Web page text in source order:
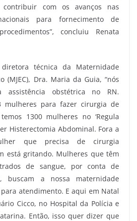
contribuir com os avanços nas
para fornecimento de
concluiu Renata
técnica da Maternidade
(MJEC), Dra. Maria da Guia, “nós
assistência obstétrica no RN.
mulheres para fazer cirurgia de
1300 mulheres no ‘Regula
Histerectomia Abdominal. Fora a
que precisa de cirurgia
está gritando. Mulheres que têm
de sangue, por conta de
buscam a nossa maternidade
atendimento. E aqui em Natal
Cicco, no Hospital da Polícia e
Então, isso quer dizer que